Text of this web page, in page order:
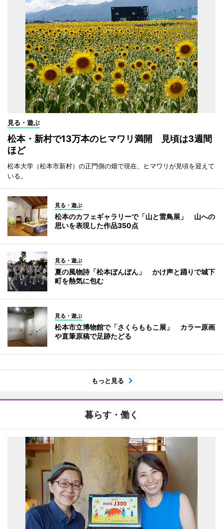
見る・遊ぶ
松本・新村で13万本のヒマワリ満開 見頃は3週間
ほど
松本大学（松本市新村）の正門側の畑で現在、ヒマワリが見頃を迎えて
いる。
見る・遊ぶ
松本のカフェギャラリーで「山と雷鳥展」 山への
思いを表現した作品350点
見る・遊ぶ
夏の風物詩「松本ぼんぼん」 かけ声と踊りで城下
町を熱気に包む
見る・遊ぶ
松本市立博物館で「さくらももこ展」 カラー原画
や直筆原稿で足跡たどる
もっと見る
暮らす・働く